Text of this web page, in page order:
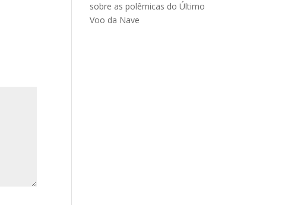
sobre as polêmicas do Último
Voo da Nave